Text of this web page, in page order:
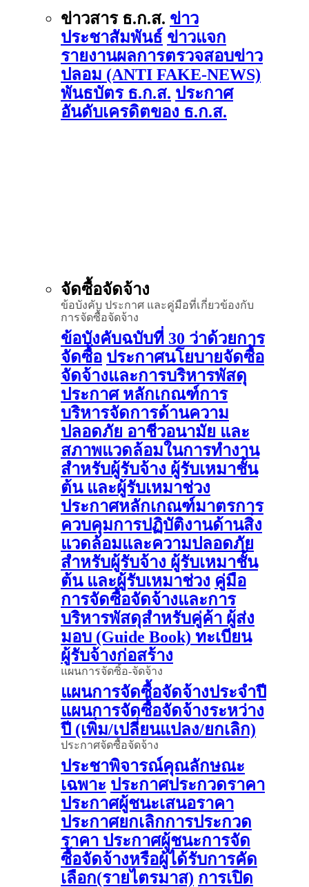
ข่าวสาร ธ.ก.ส. ข่าว
ประชาสัมพันธ์ ข่าวแจก
รายงานผลการตรวจสอบข่าว
ปลอม (ANTI FAKE-NEWS)
พันธบัตร ธ.ก.ส. ประกาศ
อันดับเครดิตของ ธ.ก.ส.
จัดซื้อจัดจ้าง
ข้อบังคับ ประกาศ และคู่มือที่เกี่ยวข้องกับ
การจัดซื้อจัดจ้าง
ข้อบังคับฉบับที่ 30 ว่าด้วยการ
จัดซื้อ ประกาศนโยบายจัดซื้อ
จัดจ้างและการบริหารพัสดุ
ประกาศ หลักเกณฑ์การ
บริหารจัดการด้านความ
ปลอดภัย อาชีวอนามัย และ
สภาพแวดล้อมในการทำงาน
สำหรับผู้รับจ้าง ผู้รับเหมาชั้น
ต้น และผู้รับเหมาช่วง
ประกาศหลักเกณฑ์มาตรการ
ควบคุมการปฏิบัติงานด้านสิ่ง
แวดล้อมและความปลอดภัย
สำหรับผู้รับจ้าง ผู้รับเหมาชั้น
ต้น และผู้รับเหมาช่วง คู่มือ
การจัดซื้อจัดจ้างและการ
บริหารพัสดุสำหรับคู่ค้า ผู้ส่ง
มอบ (Guide Book) ทะเบียน
ผู้รับจ้างก่อสร้าง
แผนการจัดซิ้อ-จัดจ้าง
แผนการจัดซื้อจัดจ้างประจำปี
แผนการจัดซื้อจัดจ้างระหว่าง
ปี (เพิ่ม/เปลี่ยนแปลง/ยกเลิก)
ประกาศจัดซื้อจัดจ้าง
ประชาพิจารณ์คุณลักษณะ
เฉพาะ ประกาศประกวดราคา
ประกาศผู้ชนะเสนอราคา
ประกาศยกเลิกการประกวด
ราคา ประกาศผู้ชนะการจัด
ซื้อจัดจ้างหรือผู้ได้รับการคัด
เลือก(รายไตรมาส) การเปิด